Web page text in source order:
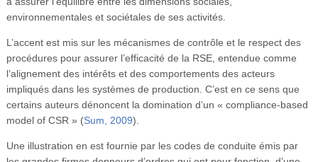
environnementales et sociétales de ses activités.
L’accent est mis sur les mécanismes de contrôle et le respect des
procédures pour assurer l’efficacité de la RSE, entendue comme
l’alignement des intérêts et des comportements des acteurs
impliqués dans les systèmes de production. C’est en ce sens que
certains auteurs dénoncent la domination d’un « compliance-based
model of CSR » (Sum, 2009).
Une illustration en est fournie par les codes de conduite émis par